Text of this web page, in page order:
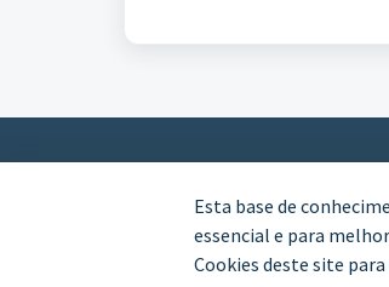
Esta base de
essencial e para
Cookies deste site